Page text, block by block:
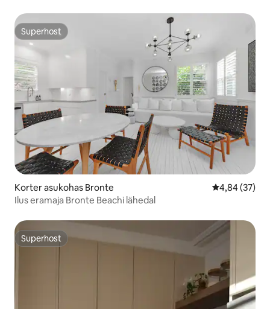
Superhost
Superhost
Korter asukohas Bronte Keskmine
4,84 (37)
Ilus eramaja Bronte Beachi lähedal
Superhost
Superhost